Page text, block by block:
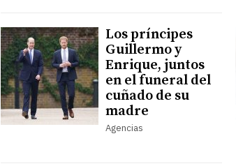
Los príncipes
Guillermo y
Enrique, juntos
en el funeral del
cuñado de su
madre
Agencias